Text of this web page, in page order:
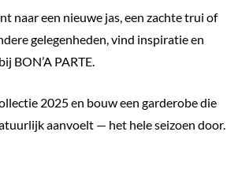
naar een nieuwe jas, een zachte trui of
gelegenheden, vind inspiratie en
BON’A PARTE.
2025 en bouw een garderobe die
aanvoelt — het hele seizoen door.